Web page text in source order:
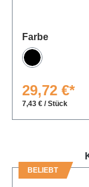
Farbe
Schwarz
29,72 €*
7,43 € / Stück
BELIEBT